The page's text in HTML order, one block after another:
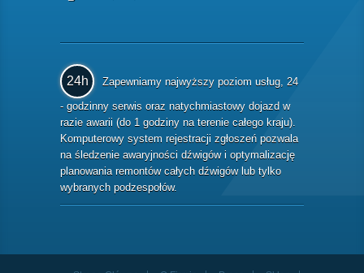
24h
Zapewniamy najwyższy poziom usług, 24
- godzinny serwis oraz natychmiastowy dojazd w
razie awarii (do 1 godziny na terenie całego kraju).
Komputerowy system rejestracji zgłoszeń pozwala
na śledzenie awaryjności dźwigów i optymalizację
planowania remontów całych dźwigów lub tylko
wybranych podzespołów.